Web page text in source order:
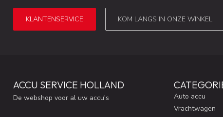
KLANTENSERVICE KOM LANGS IN ONZE WINKEL
ACCU SERVICE HOLLAND
De webshop voor al uw accu's
Auto accu
Vrachtwagen